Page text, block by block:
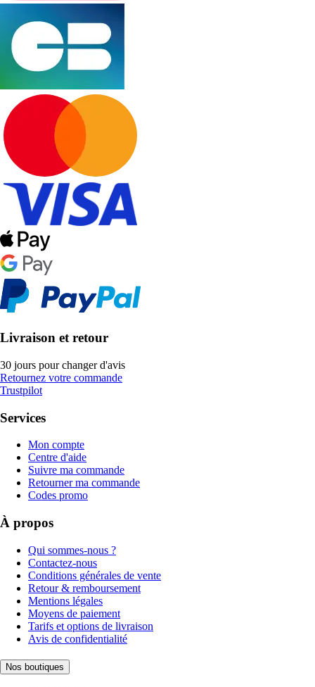
Livraison et retour
30 jours pour changer d'avis
Retournez votre commande
Trustpilot
Services
Mon compte
Centre d'aide
Suivre ma commande
Retourner ma commande
Codes promo
À propos
Qui sommes-nous ?
Contactez-nous
Conditions générales de vente
Retour & remboursement
Mentions légales
Moyens de paiement
Tarifs et options de livraison
Avis de confidentialité
Nos boutiques